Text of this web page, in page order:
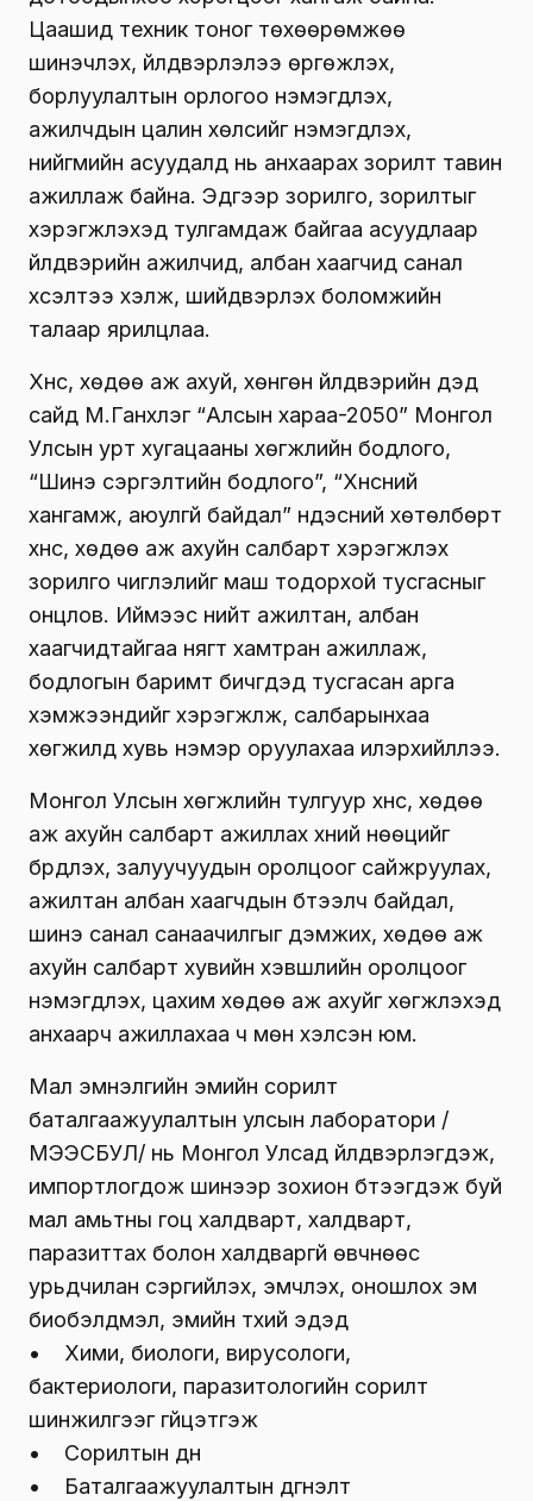
Цаашид техник тоног төхөөрөмжөө
шинэчлэх, үйлдвэрлэлээ өргөжүүлэх,
борлуулалтын орлогоо нэмэгдүүлэх,
ажилчдын цалин хөлсийг нэмэгдүүлэх,
нийгмийн асуудалд нь анхаарах зорилт тавин
ажиллаж байна. Эдгээр зорилго, зорилтыг
хэрэгжүүлэхэд тулгамдаж байгаа асуудлаар
үйлдвэрийн ажилчид, албан хаагчид санал
хүсэлтээ хэлж, шийдвэрлэх боломжийн
талаар ярилцлаа.
Хүнс, хөдөө аж ахуй, хөнгөн үйлдвэрийн дэд
сайд М.Ганхүлэг “Алсын хараа-2050” Монгол
Улсын урт хугацааны хөгжлийн бодлого,
“Шинэ сэргэлтийн бодлого”, “Хүнсний
хангамж, аюулгүй байдал” үндэсний хөтөлбөрт
хүнс, хөдөө аж ахуйн салбарт хэрэгжүүлэх
зорилго чиглэлийг маш тодорхой тусгасныг
онцлов. Иймээс нийт ажилтан, албан
хаагчидтайгаа нягт хамтран ажиллаж,
бодлогын баримт бичгүүдэд тусгасан арга
хэмжээнүүдийг хэрэгжүүлж, салбарынхаа
хөгжилд хувь нэмэр оруулахаа илэрхийллээ.
Монгол Улсын хөгжлийн тулгуур хүнс, хөдөө
аж ахуйн салбарт ажиллах хүний нөөцийг
бүрдүүлэх, залуучуудын оролцоог сайжруулах,
ажилтан албан хаагчдын бүтээлч байдал,
шинэ санал санаачилгыг дэмжих, хөдөө аж
ахуйн салбарт хувийн хэвшлийн оролцоог
нэмэгдүүлэх, цахим хөдөө аж ахуйг хөгжүүлэхэд
анхаарч ажиллахаа ч мөн хэлсэн юм.
Мал эмнэлгийн эмийн сорилт
баталгаажуулалтын улсын лаборатори /
МЭЭСБУЛ/ нь Монгол Улсад үйлдвэрлэгдэж,
импортлогдож шинээр зохион бүтээгдэж буй
мал амьтны гоц халдварт, халдварт,
паразиттах болон халдваргүй өвчнөөс
урьдчилан сэргийлэх, эмчлэх, оношлох эм
биобэлдмэл, эмийн түүхий эдэд
• Хими, биологи, вирусологи,
бактериологи, паразитологийн сорилт
шинжилгээг гүйцэтгэж
• Сорилтын дүн
• Баталгаажуулалтын дүгнэлт